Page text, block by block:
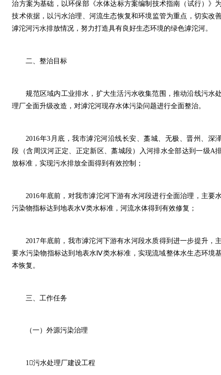
治方案为基础，以环保部《水体达标方案编制技术指南（试行）》
技术依据，以污水治理、河流生态恢复和环境监管为重点，切实改
滹沱河污水排放情况，努力打造具有良好生态环境的绿色滹沱河。
二、整治目标
规范区域内工业排水，扩大生活污水收集范围，推动沿线污水
理厂全面升级改造，对滹沱河现存水体污染问题进行全面整治。
2016年3月底，我市滹沱河沿线长安、藁城、无极、晋州、深
段（含周汉河正定、正定新区、藁城段）入河排水全部达到一级A
放标准，实现污水排放全面得到有效控制；
2016年底前，对我市滹沱河下游有水河段进行全面治理，主要
污染物指标达到地表水Ⅴ类水标准，河流水体得到有效修复；
2017年底前，我市滹沱河下游有水河段水质得到进一步提升，
要水污染物指标达到地表水Ⅳ类水标准，实现流域整体水生态环境
本恢复。
三、工作任务
（一）外源污染治理
1污水处理厂建设工程